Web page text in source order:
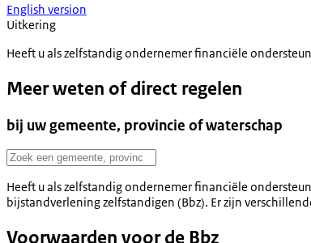
English version
Uitkering
Heeft u als zelfstandig ondernemer financiële
Meer weten of direct regelen
bij uw gemeente, provincie of waterschap
Heeft u als zelfstandig ondernemer financiële
bijstandverlening zelfstandigen (Bbz). Er zijn
Voorwaarden voor de Bbz